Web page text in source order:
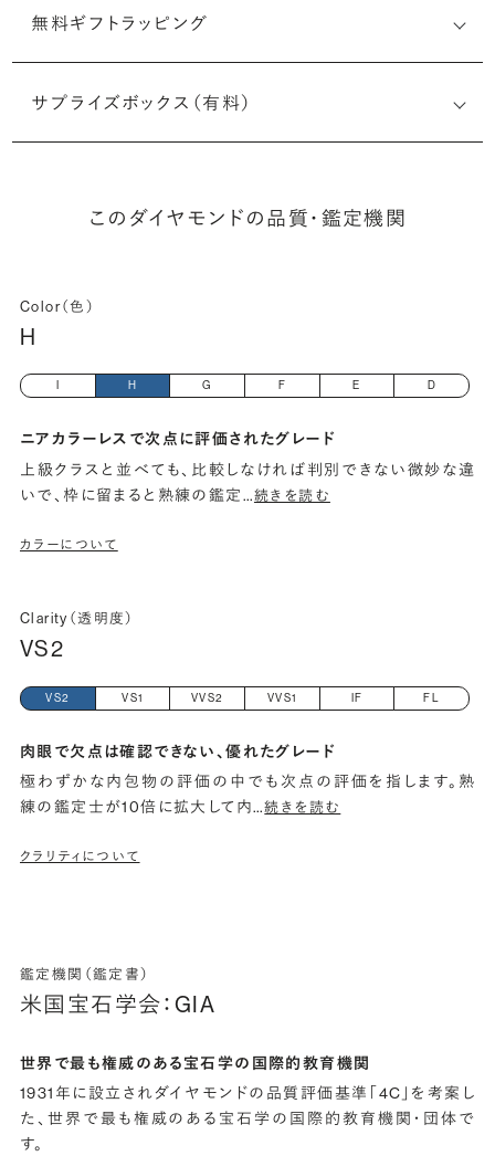
無料ギフトラッピング
サプライズボックス（有料）
このダイヤモンドの品質・鑑定機関
Color（色）
H
H G F E D
ニアカラーレスで次点に評価されたグレード
上級クラスと並べても、比較しなければ判別できない微妙な違
いで、枠に留まると熟練の鑑定…続きを読む
カラーについて
Clarity（透明度）
VS2
VS2 VS1 VVS2 VVS1 IF FL
肉眼で欠点は確認できない、優れたグレード
極わずかな内包物の評価の中でも次点の評価を指します。熟
練の鑑定士が10倍に拡大して内…続きを読む
クラリティについて
鑑定機関（鑑定書）
米国宝石学会：GIA
世界で最も権威のある宝石学の国際的教育機関
1931年に設立されダイヤモンドの品質評価基準「4C」を考案し
た、世界で最も権威のある宝石学の国際的教育機関・団体で
す。